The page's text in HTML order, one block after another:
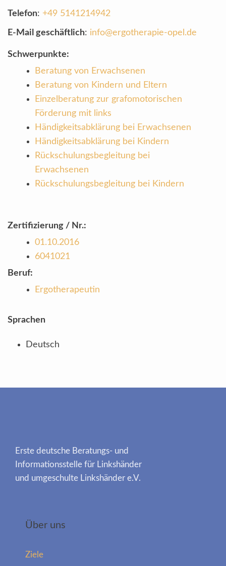
Telefon: +49 5141214942
E-Mail geschäftlich: info@ergotherapie-opel.de
Schwerpunkte:
Beratung von Erwachsenen
Beratung von Kindern und Eltern
Einzelberatung zur grafomotorischen
Förderung mit links
Händigkeitsabklärung bei Erwachsenen
Händigkeitsabklärung bei Kindern
Rückschulungsbegleitung bei
Erwachsenen
Rückschulungsbegleitung bei Kindern
Zertifizierung / Nr.:
01.10.2016
6041021
Beruf:
Ergotherapeutin
Sprachen
Deutsch
Erste deutsche Beratungs- und
Informationsstelle für Linkshänder
und umgeschulte Linkshänder e.V.
Über uns
Ziele